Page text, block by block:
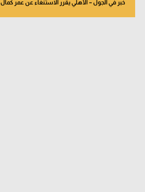
خبر في الجول – الأهلي يقرر الاستنغاء عن عمر كمال